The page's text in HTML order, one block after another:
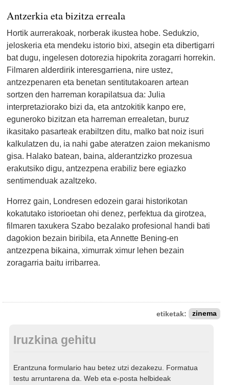
Antzerkia eta bizitza erreala
Hortik aurrerakoak, norberak ikustea hobe. Sedukzio,
jeloskeria eta mendeku istorio bixi, atsegin eta dibertigarri
bat dugu, ingelesen dotorezia hipokrita zoragarri horrekin.
Filmaren alderdirik interesgarriena, nire ustez,
antzezpenaren eta benetan sentitutakoaren artean
sortzen den harreman korapilatsua da: Julia
interpretaziorako bizi da, eta antzokitik kanpo ere,
eguneroko bizitzan eta harreman errealetan, buruz
ikasitako pasarteak erabiltzen ditu, malko bat noiz isuri
kalkulatzen du, ia nahi gabe ateratzen zaion mekanismo
gisa. Halako batean, baina, alderantzizko prozesua
erakutsiko digu, antzezpena erabiliz bere egiazko
sentimenduak azaltzeko.
Horrez gain, Londresen edozein garai historikotan
kokatutako istorioetan ohi denez, perfektua da girotzea,
filmaren taxukera Szabo bezalako profesional handi bati
dagokion bezain biribila, eta Annette Bening-en
antzezpena bikaina, ximurrak ximur lehen bezain
zoragarria baitu irribarrea.
etiketak: zinema
Iruzkina gehitu
Erantzuna formulario hau betez utzi dezakezu. Formatua
testu arruntarena da. Web eta e-posta helbideak